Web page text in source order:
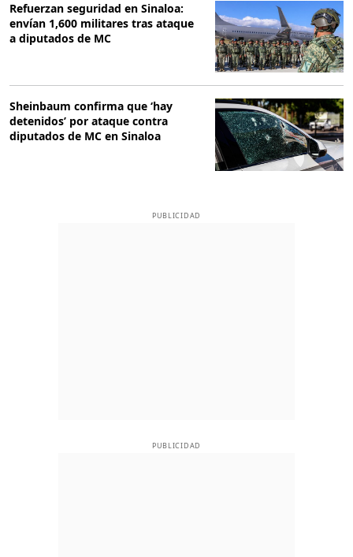
Refuerzan seguridad en Sinaloa:
envían 1,600 militares tras ataque
a diputados de MC
Sheinbaum confirma que ‘hay
detenidos’ por ataque contra
diputados de MC en Sinaloa
PUBLICIDAD
PUBLICIDAD